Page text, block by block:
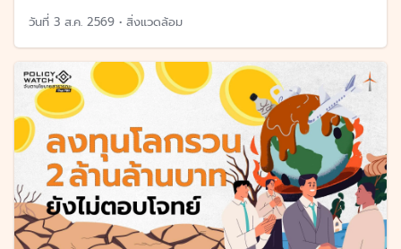
วันที่ 3 ส.ค. 2569 • สิ่งแวดล้อม